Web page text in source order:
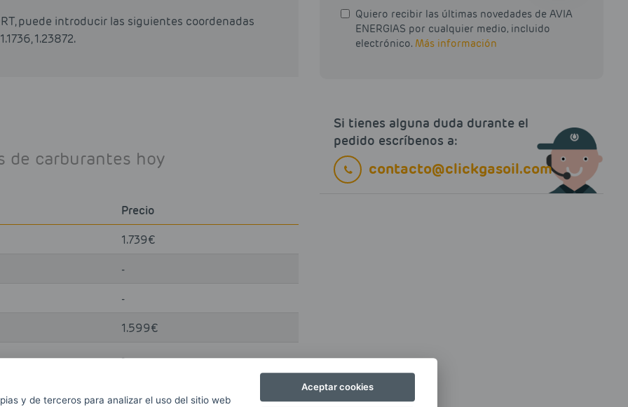
puede introducir las siguientes coordenadas
1.23872.
de carburantes hoy
Precio
1.739€
-
-
1.599€
-
Quiero recibir las últimas novedades de AVIA
ENERGIAS por cualquier medio, incluido
electrónico. Más información
Si tienes alguna duda durante el
pedido escríbenos a:
contacto@clickgasoil.com
y de terceros para analizar el uso del sitio web
Aceptar cookies